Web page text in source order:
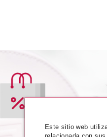
ART
CON BRILLO 01
Este sitio web
relacionada con